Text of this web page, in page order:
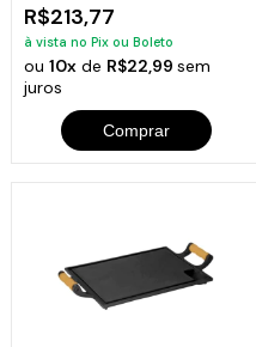
R$213,77
à vista no Pix ou Boleto
ou10x de R$22,99sem
juros
Comprar